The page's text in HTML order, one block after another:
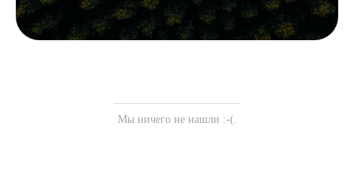
Мы ничего не нашли :-(.